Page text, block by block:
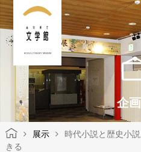
KOCHI LITERARY MUSEUM
企
展示
時代小説と歴史小
きる